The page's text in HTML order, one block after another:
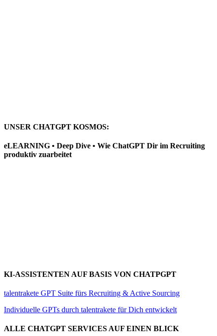
UNSER CHATGPT KOSMOS:
eLEARNING • Deep Dive • Wie ChatGPT Dir im Recruiting
produktiv zuarbeitet
KI-ASSISTENTEN AUF BASIS VON CHATPGPT
talentrakete GPT Suite fürs Recruiting & Active Sourcing
Individuelle GPTs durch talentrakete für Dich entwickelt
ALLE CHATGPT SERVICES AUF EINEN BLICK